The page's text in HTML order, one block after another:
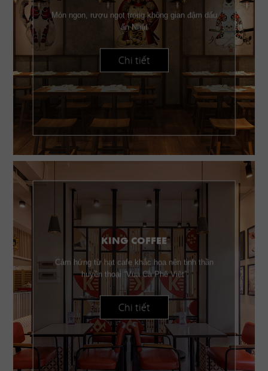
Món ngon, rượu ngọt trong không gian đậm dấu
ấn Nhật
Chi tiết
KING COFFEE
Cảm hứng từ hạt cafe khắc họa nên tinh thần
huyền thoại “Vua Cà Phê Việt”
Chi tiết